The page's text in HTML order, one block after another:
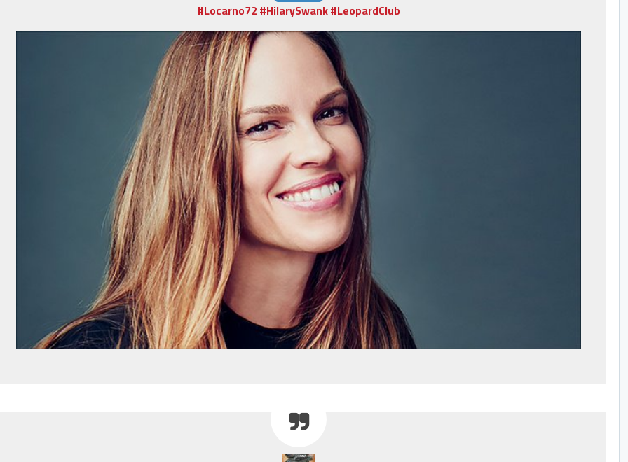
#Locarno72#HilarySwank#LeopardClub